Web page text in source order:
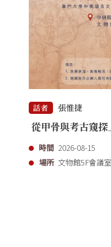
話者 張惟捷
從甲骨與考古窺
時間 2026-08-15
場所 文物館5F會議室